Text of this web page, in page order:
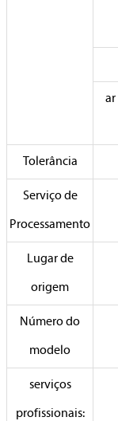
ar
Tolerância
Serviço de
Processamento
Lugar de
origem
Número do
modelo
serviços
profissionais: